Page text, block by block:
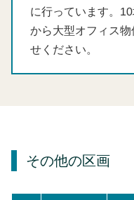
に行っています。
から大型オフィス
せください。
その他の区画